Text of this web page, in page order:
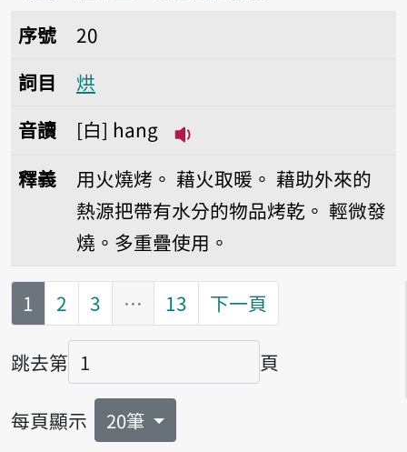
序號20烘
序號
20
詞目
烘
音讀
白 hang
釋義 用火燒烤。 藉火取暖。 藉助外來的
熱源把帶有水分的物品烤乾。 輕微發
燒。多重疊使用。
第
1 2 3 … 13 下一頁
跳去第
頁碼
頁
每頁顯示 20筆